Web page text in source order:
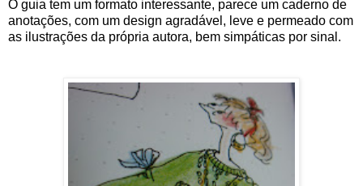
O guia tem um formato interessante, parece um caderno de
anotações, com um design agradável, leve e permeado com
as ilustrações da própria autora, bem simpáticas por sinal.